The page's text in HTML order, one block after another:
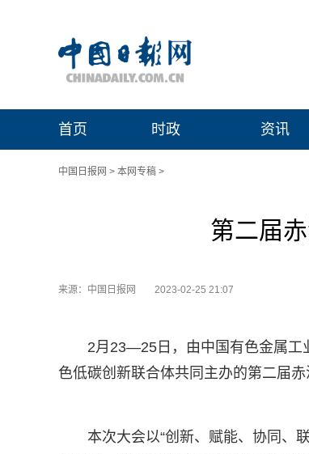
首页 时政 资讯
中国日报网 > 本网专稿 >
第二届
来源：中国日报网 2023-02-25 21:07
2月23—25日，由中国有色金属工
色低碳创新联合体共同主办的第二届
本次大会以“创新、赋能、协同、